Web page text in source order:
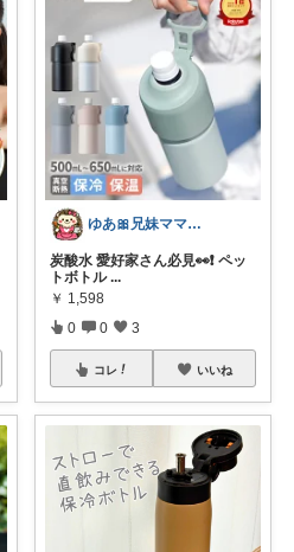
ゆあ🎀兄妹ママの育児と暮らし
炭酸水 愛好家さん必見👀❗️ ペッ
トボトル ...
￥ 1,598
0 0 3
コレ いいね